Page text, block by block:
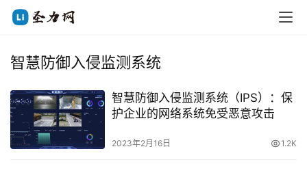
智慧防御入侵监测系统
智慧防御入侵监测系统（IPS）：保
护企业的网络系统免受恶意攻击
2023年2月16日 1.2K